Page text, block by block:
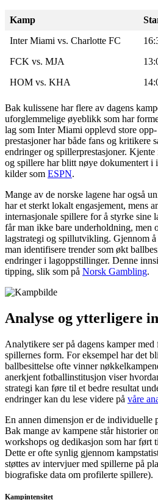
Kamp
Inter Miami vs. Charlotte FC
FCK vs. MJA
HOM vs. KHA
Bak kulissene har flere av dagens
uforglemmelige øyeblikk som har
lag som Inter Miami opplevd store
prestasjoner har både fans og kritikere
endringer og spillerprestasjoner.
og spillere har blitt nøye dokumentert i
kilder som ESPN.
Mange av de norske lagene har også
har et sterkt lokalt engasjement, mens
internasjonale spillere for å styrke sine
får man ikke bare underholdning, men
lagstrategi og spillutvikling. Gjennom å
man identifisere trender som økt
endringer i lagoppstillinger. Denne
tipping, slik som på Norsk Gambling.
Analyse og ytterligere
Analytikere ser på dagens kamper
spillernes form. For eksempel har det
ballbesittelse ofte vinner
anerkjent fotballinstitusjon viser
strategi kan føre til et bedre resultat
endringer kan du lese videre på våre
En annen dimensjon er de individuelle
Bak mange av kampene står historier
workshops og dedikasjon som har ført
Dette er ofte synlig gjennom
støttes av intervjuer med spillerne på
biografiske data om profilerte spillere).
Kampintensitet